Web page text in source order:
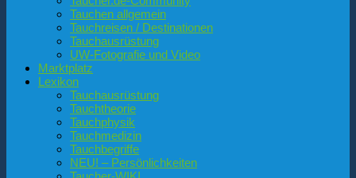
Tauchen allgemein
Tauchreisen / Destinationen
Tauchausrüstung
UW-Fotografie und Video
Marktplatz
Lexikon
Tauchausrüstung
Tauchtheorie
Tauchphysik
Tauchmedizin
Tauchbegriffe
NEU! – Persönlichkeiten